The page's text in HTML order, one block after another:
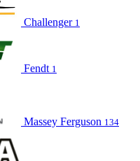
Challenger 1
Fendt 1
Massey Ferguson 134